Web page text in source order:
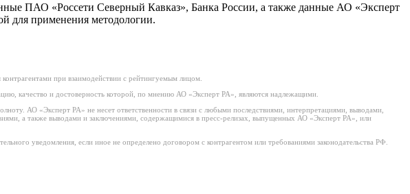
ПАО «Россети Северный Кавказ», Банка России, а также данные АО «Эксперт
для применения методологии.
при взаимодействии с рейтингуемым лицом.
качество и достоверность которой, по мнению АО «Эксперт РА», являются надлежащими.
АО «Эксперт РА» не несет ответственности в связи с любыми последствиями, интерпретациями, выводами,
а также выводами и заключениями, содержащимися в пресс-релизах, выпущенных АО «Эксперт РА», или
уведомления, если иное не определено договором с контрагентом или требованиями законодательства РФ.